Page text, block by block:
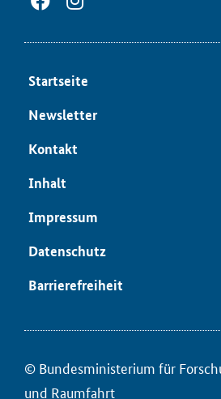
Start­sei­te
News­let­ter
Kon­takt
In­halt
Im­pres­sum
Da­ten­schutz
Bar­rie­re­frei­heit
© Bun­des­mi­nis­te­ri­um für
und Raum­fahrt